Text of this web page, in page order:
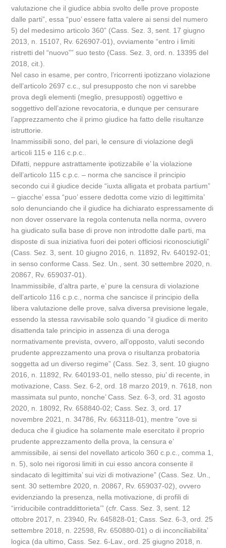
valutazione che il giudice abbia svolto delle prove proposte
dalle parti”, essa “puo’ essere fatta valere ai sensi del numero
5) del medesimo articolo 360” (Cass. Sez. 3, sent. 17 giugno
2013, n. 15107, Rv. 626907-01), ovviamente “entro i limiti
ristretti del “nuovo”” suo testo (Cass. Sez. 3, ord. n. 13395 del
2018, cit.).
Nel caso in esame, per contro, l’ricorrenti ipotizzano violazione
dell’articolo 2697 c.c., sul presupposto che non vi sarebbe
prova degli elementi (meglio, presupposti) oggettivo e
soggettivo dell’azione revocatoria, e dunque per censurare
l’apprezzamento che il primo giudice ha fatto delle risultanze
istruttorie.
Inammissibili sono, del pari, le censure di violazione degli
articoli 115 e 116 c.p.c..
Difatti, neppure astrattamente ipotizzabile e’ la violazione
dell’articolo 115 c.p.c. – norma che sancisce il principio
secondo cui il giudice decide “iuxta alligata et probata partium”
– giacche’ essa “puo’ essere dedotta come vizio di legittimita’
solo denunciando che il giudice ha dichiarato espressamente di
non dover osservare la regola contenuta nella norma, ovvero
ha giudicato sulla base di prove non introdotte dalle parti, ma
disposte di sua iniziativa fuori dei poteri officiosi riconosciutigli”
(Cass. Sez. 3, sent. 10 giugno 2016, n. 11892, Rv. 640192-01;
in senso conforme Cass. Sez. Un., sent. 30 settembre 2020, n.
20867, Rv. 659037-01).
Inammissibile, d’altra parte, e’ pure la censura di violazione
dell’articolo 116 c.p.c., norma che sancisce il principio della
libera valutazione delle prove, salva diversa previsione legale,
essendo la stessa ravvisabile solo quando “il giudice di merito
disattenda tale principio in assenza di una deroga
normativamente prevista, ovvero, all’opposto, valuti secondo
prudente apprezzamento una prova o risultanza probatoria
soggetta ad un diverso regime” (Cass. Sez. 3, sent. 10 giugno
2016, n. 11892, Rv. 640193-01, nello stesso, piu’ di recente, in
motivazione, Cass. Sez. 6-2, ord. 18 marzo 2019, n. 7618, non
massimata sul punto, nonche’ Cass. Sez. 6-3, ord. 31 agosto
2020, n. 18092, Rv. 658840-02; Cass. Sez. 3, ord. 17
novembre 2021, n. 34786, Rv. 663118-01), mentre “ove si
deduca che il giudice ha solamente male esercitato il proprio
prudente apprezzamento della prova, la censura e’
ammissibile, ai sensi del novellato articolo 360 c.p.c., comma 1,
n. 5), solo nei rigorosi limiti in cui esso ancora consente il
sindacato di legittimita’ sui vizi di motivazione” (Cass. Sez. Un.,
sent. 30 settembre 2020, n. 20867, Rv. 659037-02), ovvero
evidenziando la presenza, nella motivazione, di profili di
“irriducibile contraddittorieta’” (cfr. Cass. Sez. 3, sent. 12
ottobre 2017, n. 23940, Rv. 645828-01; Cass. Sez. 6-3, ord. 25
settembre 2018, n. 22598, Rv. 650880-01) o di inconciliabilita’
logica (da ultimo, Cass. Sez. 6-Lav., ord. 25 giugno 2018, n.